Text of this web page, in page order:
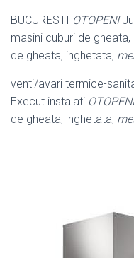
BUCURESTI OTOPENI
masini cuburi de
de gheata, inghetata,
venti/avari termice-
Execut instalati OTOPENI
de gheata, inghetata,